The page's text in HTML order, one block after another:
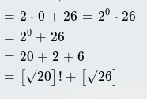
= 2 ⋅ 0 + 26 = 20 ⋅ 26
0 26 20⋅
= 20 + 26
0+26
= 20 + 2 + 6
=20+2 + 6
= √20 ! + √26
20 !+[26